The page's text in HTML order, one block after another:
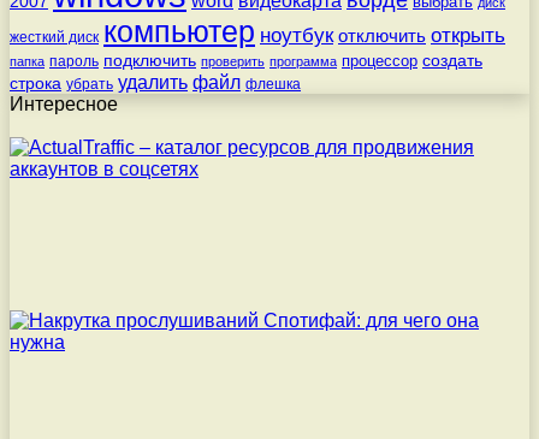
жесткий диск компьютер ноутбук отключить открыть
папка пароль подключить проверить программа процессор создать
строка убрать удалить файл флешка
Интересное